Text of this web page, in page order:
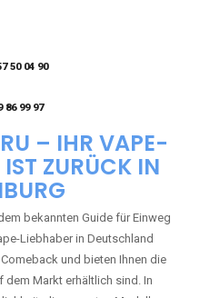
50 04 90
99 97
– IHR VAPE-
ZURÜCK IN
bekannten Guide für Einweg
Liebhaber in Deutschland
und bieten Ihnen die
dem Markt erhältlich sind. In